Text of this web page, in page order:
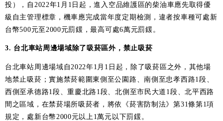
投），自2022年1月1日起，進入空品維護區的柴油車應先取得優
級自主管理標章，機車應完成當年度定期檢測，違者按車種可處新
台幣500元至2000元罰鍰，最高可處6萬元罰鍰。
3. 台北車站周邊場域除了吸菸區外，禁止吸菸
台北車站周邊場域自2022年1月1日起，除了吸菸區之外，其他場
地禁止吸菸；實施禁菸範圍東側至公園路、南側至忠孝西路1段、
西側至承德路1段、重慶北路1段、北側至市民大道1段、北平西路
間之區域，在禁菸場所吸菸者，將依《菸害防制法》第31條第1項
規定，處新台幣2000元以上1萬元以下罰鍰。